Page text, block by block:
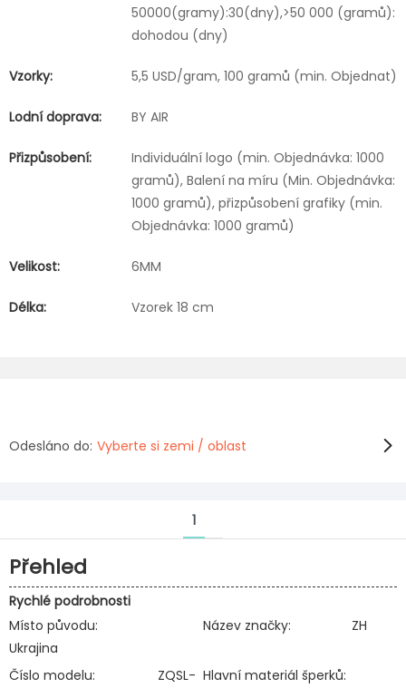
50000(gramy):30(dny),>50 000 (gramů):
dohodou (dny)
Vzorky: 5,5 USD/gram, 100 gramů (min. Objednat)
Lodní doprava: BY AIR
Přizpůsobení:
Individuální logo (min. Objednávka: 1000
gramů), Balení na míru (Min. Objednávka:
1000 gramů), přizpůsobení grafiky (min.
Objednávka: 1000 gramů)
Velikost: 6MM
Délka: Vzorek 18 cm
Odesláno do: Vyberte si zemi / oblast
1
Přehled
Rychlé podrobnosti
Místo původu:
Ukrajina
Název značky: ZH
Číslo modelu:
ZQSL- Hlavní materiál šperků: